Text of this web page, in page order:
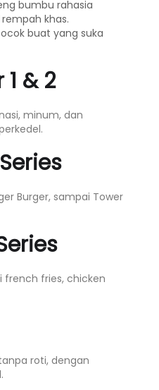
bumbu rahasia
rempah khas.
buat yang suka
& 2
minum, dan
Burger, sampai Tower
french fries, chicken
roti, dengan